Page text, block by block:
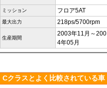
ミッション フロア5AT
最大出力 218ps/5700rpm
生産期間
2003年11月～200
4年05月
Cクラスとよく比較されている車